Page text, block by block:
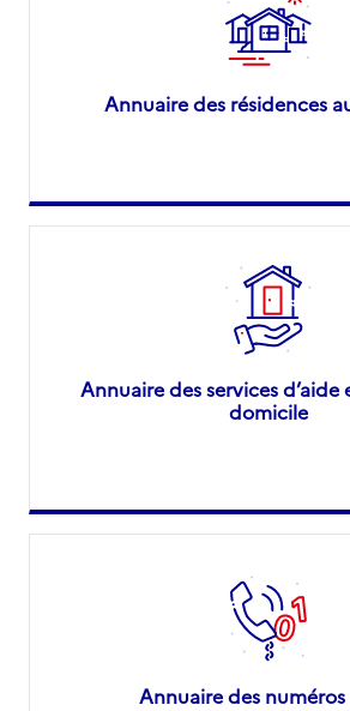
Annuaire des résidences
Annuaire des services d’aide
domicile
Annuaire des